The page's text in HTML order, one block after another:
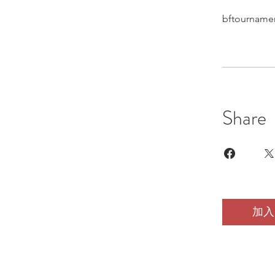
Share
加入